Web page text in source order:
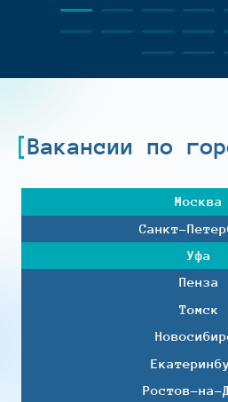
Вакансии по
Москва
Санкт-
Уфа
Пенза
Томск
Ростов-на-